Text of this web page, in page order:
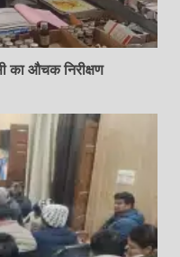
का औचक निरीक्षण